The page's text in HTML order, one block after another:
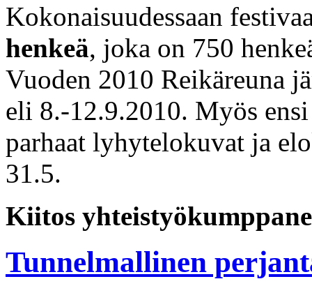
Kokonaisuudessaan
henkeä, joka on 750
Vuoden 2010 Reikäreuna
eli 8.-12.9.2010. Myös
parhaat lyhytelokuvat ja
31.5.
Kiitos
Tunnelmallinen